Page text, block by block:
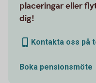
placeringar eller
dig!
Kontakta oss på
Boka pensionsmöte